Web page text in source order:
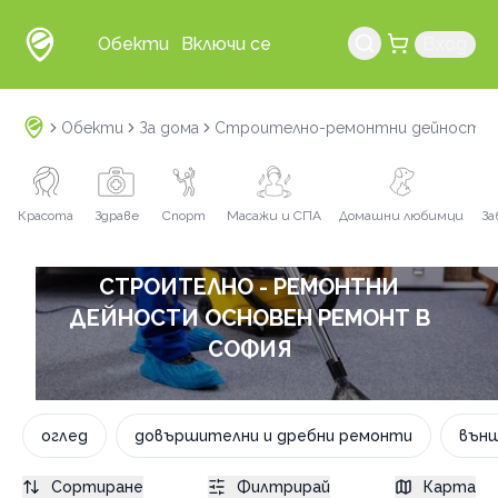
Обекти Включи се
Обекти За дома Строително-ремонтни дейности
Красота Здраве Спорт Масажи и СПА Домашни любимци
СТРОИТЕЛНО - РЕМОНТНИ
ДЕЙНОСТИ ОСНОВЕН РЕМОНТ В
СОФИЯ
оглед довършителни и дребни ремонти
Сортиране Филтрирай Карта